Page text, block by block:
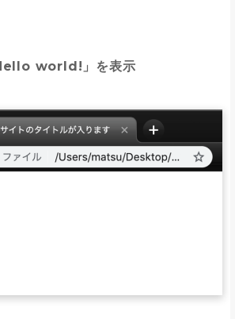
world!」を表示